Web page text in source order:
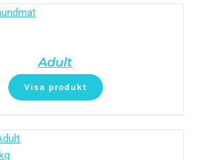
Adult
Visa produkt